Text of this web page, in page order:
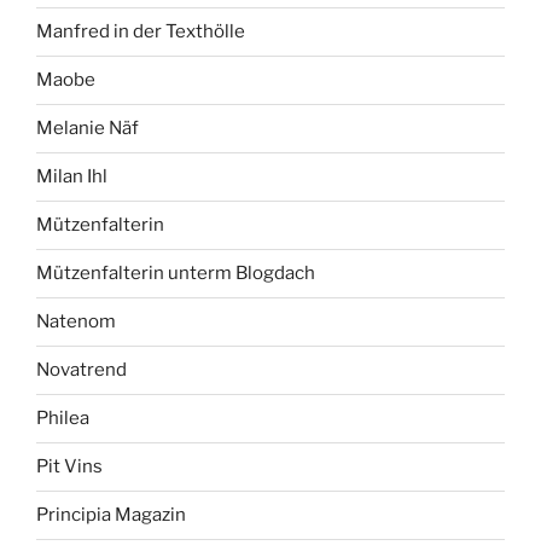
Manfred in der Texthölle
Maobe
Melanie Näf
Milan Ihl
Mützenfalterin
Mützenfalterin unterm Blogdach
Natenom
Novatrend
Philea
Pit Vins
Principia Magazin